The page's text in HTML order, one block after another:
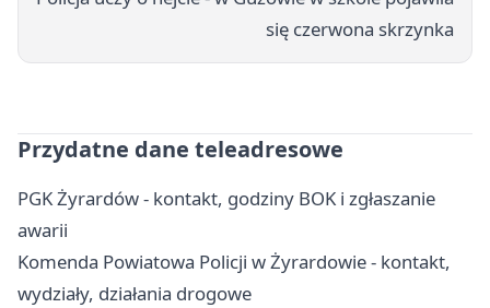
się czerwona skrzynka
Przydatne dane teleadresowe
PGK Żyrardów - kontakt, godziny BOK i zgłaszanie
awarii
Komenda Powiatowa Policji w Żyrardowie - kontakt,
wydziały, działania drogowe